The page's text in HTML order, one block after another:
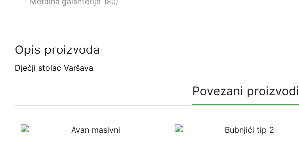
Opis proizvoda
Dječji stolac Varšava
Povezani proizvodi